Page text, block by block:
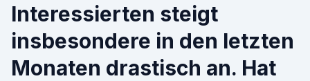
Interessierten steigt
insbesondere in den letzten
Monaten drastisch an. Hat